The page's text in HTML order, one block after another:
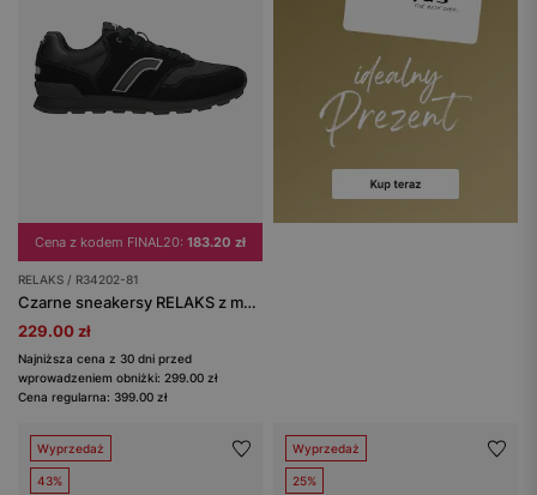
Cena z kodem FINAL20: 183.20 zł
RELAKS / R34202-81
Czarne sneakersy RELAKS z materiału i dwoiny welurowej
229.00 zł
Najniższa cena z 30 dni przed
wprowadzeniem obniżki: 299.00 zł
Cena regularna: 399.00 zł
Wyprzedaż
43%
Wyprzedaż
25%